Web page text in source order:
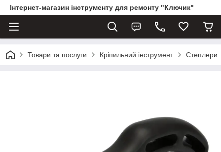
Інтернет-магазин інструменту для ремонту "Ключик"
Товари та послуги Кріпильний інструмент Степлери